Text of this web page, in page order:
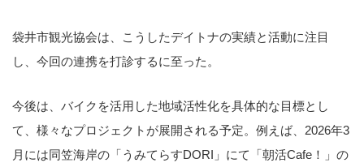
袋井市観光協会は、こうしたデイトナの実績と活動に注目
し、今回の連携を打診するに至った。
今後は、バイクを活用した地域活性化を具体的な目標とし
て、様々なプロジェクトが展開される予定。例えば、2026年3
月には同笠海岸の「うみてらすDORI」にて「朝活Cafe！」の